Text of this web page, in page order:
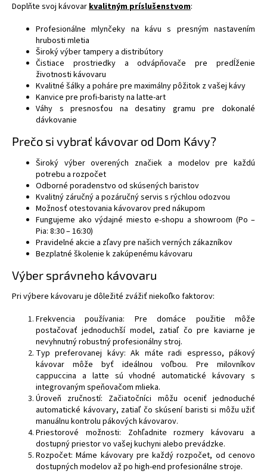
Doplňte svoj kávovarkvalitným príslušenstvom:
Profesionálne mlynčeky na kávu s presným nastavením
hrubosti mletia
Široký výber tampery a distribútory
Čistiace prostriedky a odvápňovače pre predĺženie
životnosti kávovaru
Kvalitné šálky a poháre pre maximálny pôžitok z vašej kávy
Kanvice pre profi-baristy na latte-art
Váhy s presnosťou na desatiny gramu pre dokonalé
dávkovanie
Prečo si vybrať kávovar od Dom Kávy?
Široký výber overených značiek a modelov pre každú
potrebu a rozpočet
Odborné poradenstvo od skúsených baristov
Kvalitný záručný a pozáručný servis s rýchlou odozvou
Možnosť otestovania kávovarov pred nákupom
Fungujeme ako výdajné miesto e-shopu a showroom (Po –
Pia: 8:30–16:30)
Pravidelné akcie a zľavy pre našich verných zákazníkov
Bezplatné školenie k zakúpenému kávovaru
Výber správneho kávovaru
Pri výbere kávovaru je dôležité zvážiť niekoľko faktorov:
Frekvencia používania: Pre domáce použitie môže
postačovať jednoduchší model, zatiaľ čo pre kaviarne je
nevyhnutný robustný profesionálny stroj.
Typ preferovanej kávy: Ak máte radi espresso, pákový
kávovar môže byť ideálnou voľbou. Pre milovníkov
cappuccina a latte sú vhodné automatické kávovary s
integrovaným speňovačom mlieka.
Úroveň zručností: Začiatočníci môžu oceniť jednoduché
automatické kávovary, zatiaľ čo skúsení baristi si môžu užiť
manuálnu kontrolu pákových kávovarov.
Priestorové možnosti: Zohľadnite rozmery kávovaru a
dostupný priestor vo vašej kuchyni alebo prevádzke.
Rozpočet: Máme kávovary pre každý rozpočet, od cenovo
dostupných modelov až po high-end profesionálne stroje.